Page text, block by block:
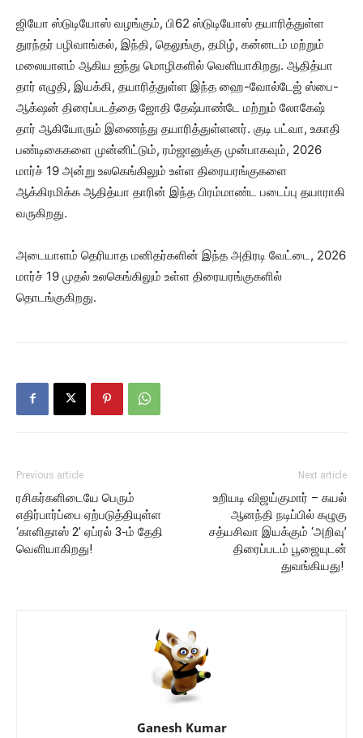
ஜியோ ஸ்டுடியோஸ் வழங்கும், பி62 ஸ்டுடியோஸ் தயாரித்துள்ள
துரந்தர் பழிவாங்கல், இந்தி, தெலுங்கு, தமிழ், கன்னடம் மற்றும்
மலையாளம் ஆகிய ஐந்து மொழிகளில் வெளியாகிறது. ஆதித்யா
தார் எழுதி, இயக்கி, தயாரித்துள்ள இந்த ஹை-வோல்டேஜ் ஸ்பை-
ஆக்‌ஷன் திரைப்படத்தை ஜோதி தேஷ்பாண்டே மற்றும் லோகேஷ்
தார் ஆகியோரும் இணைந்து தயாரித்துள்ளனர். குடி பட்வா, உகாதி
பண்டிகைகளை முன்னிட்டும், ரம்ஜானுக்கு முன்பாகவும், 2026
மார்ச் 19 அன்று உலகெங்கிலும் உள்ள திரையரங்குகளை
ஆக்கிரமிக்க ஆதித்யா தாரின் இந்த பிரம்மாண்ட படைப்பு தயாராகி
வருகிறது.
அடையாளம் தெரியாத மனிதர்களின் இந்த அதிரடி வேட்டை, 2026
மார்ச் 19 முதல் உலகெங்கிலும் உள்ள திரையரங்குகளில்
தொடங்குகிறது.
Previous article
ரசிகர்களிடையே பெரும்
எதிர்பார்ப்பை ஏற்படுத்தியுள்ள
‘காளிதாஸ் 2’ ஏப்ரல் 3-ம் தேதி
வெளியாகிறது!
Next article
உறியடி விஜய்குமார் – கயல்
ஆனந்தி நடிப்பில் கழுகு
சத்யசிவா இயக்கும் ‘அறிவு’
திரைப்படம் பூஜையுடன்
துவங்கியது!
Ganesh Kumar